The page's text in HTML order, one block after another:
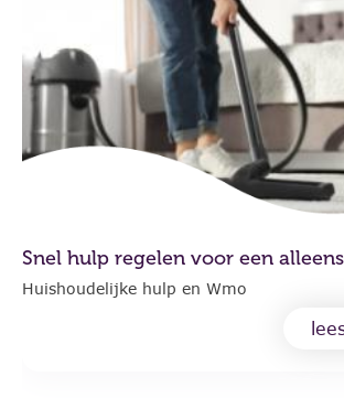
Snel hulp regelen voor een
Huishoudelijke hulp en Wmo